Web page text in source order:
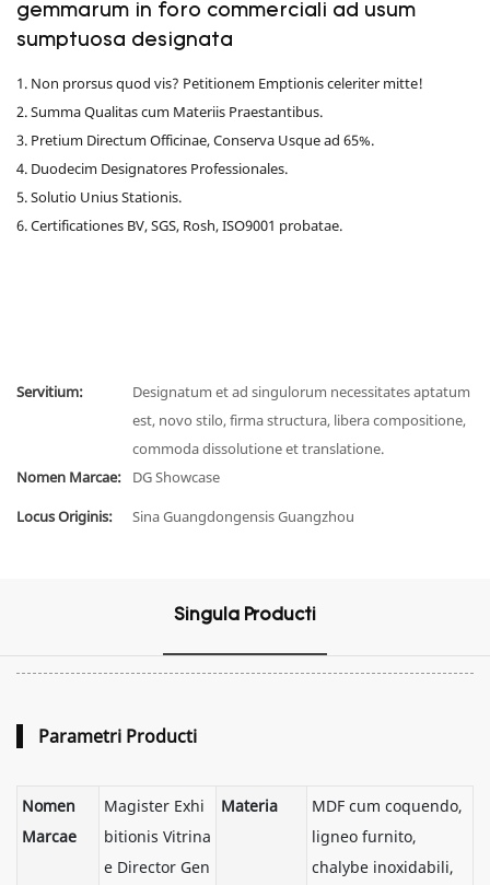
gemmarum in foro commerciali ad usum
sumptuosa designata
1. Non prorsus quod vis? Petitionem Emptionis celeriter mitte!
2. Summa Qualitas cum Materiis Praestantibus.
3. Pretium Directum Officinae, Conserva Usque ad 65%.
4. Duodecim Designatores Professionales.
5. Solutio Unius Stationis.
6. Certificationes BV, SGS, Rosh, ISO9001 probatae.
Servitium:
Designatum et ad singulorum necessitates aptatum
est, novo stilo, firma structura, libera compositione,
commoda dissolutione et translatione.
Nomen Marcae:
DG Showcase
Locus Originis:
Sina Guangdongensis Guangzhou
Singula Producti
Parametri Producti
Nomen
Marcae
Magister Exhi
bitionis Vitrina
e Director Gen
Materia
MDF cum coquendo,
ligneo furnito,
chalybe inoxidabili,